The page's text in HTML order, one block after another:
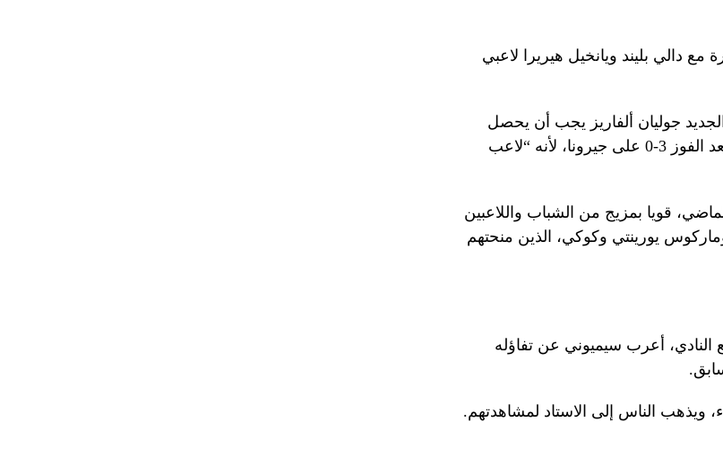
مع دالي بليند ويانخيل هيريرا لاعبي
جوليان ألفاريز يجب أن يحصل
على الوقت الكافي للعثور على قدميه في الفريق بعد الفوز 3-0 على جيرونا، لأنه “لاعب
قويا بمزيج من الشباب واللاعبين
يورينتي وكوكي، الذين منحتهم
النادي، أعرب سيميوني عن تفاؤله
ويذهب الناس إلى الاستاد لمشاهدتهم.